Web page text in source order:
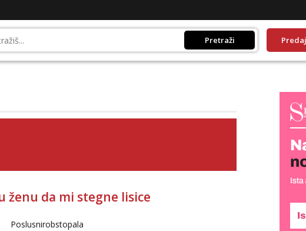
Pretraži
ženu da mi stegne lisice
Poslusnirobstopala